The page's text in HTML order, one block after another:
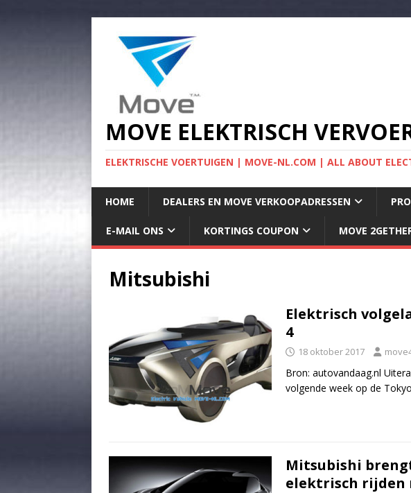
MOVE ELEKTRISCH
ELEKTRISCHE VOERTUIGEN | MOVE-NL.COM | ALL ABOUT
HOME DEALERS EN MOVE VERKOOPADRESSEN
E-MAIL ONS KORTINGS COUPON MOVE
Mitsubishi
Elektrisch
4
18 oktober 2017
Bron: autovandaag.nl
volgende week op de
Mitsubishi
elektrisch rijden